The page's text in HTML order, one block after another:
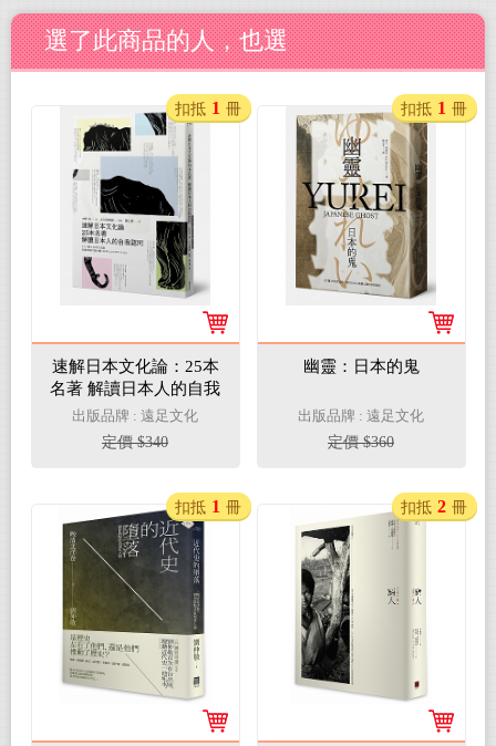
兩款】
選了此商品的人，也選
速解日本文化論：25本
名著 解讀日本人的自我
認同
出版品牌 : 遠足文化
定價 $340
扣抵 1 冊
幽靈：日本的鬼
出版品牌 : 遠足文化
定價 $360
扣抵 1 冊
扣抵 1 冊 扣抵 2 冊